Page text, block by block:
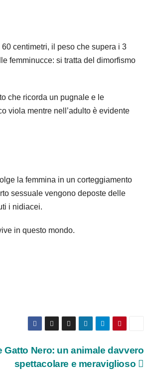
centimetri, il peso che supera i 3
femminucce: si tratta del dimorfismo
che ricorda un pugnale e le
viola mentre nell’adulto è evidente
la femmina in un corteggiamento
sessuale vengono deposte delle
i nidiacei.
in questo mondo.
Gatto Nero: un animale davvero
spettacolare e meraviglioso